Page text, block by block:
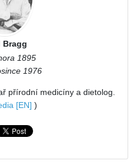
Bragg
1895
1976
přírodní medicíny a dietolog.
[EN] )